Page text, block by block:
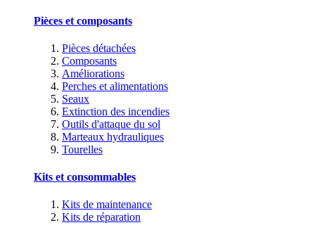
Pièces et composants
Pièces détachées
Composants
Améliorations
Perches et alimentations
Seaux
Extinction des incendies
Outils d'attaque du sol
Marteaux hydrauliques
Tourelles
Kits et consommables
Kits de maintenance
Kits de réparation